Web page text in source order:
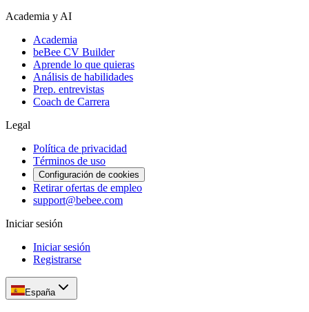
Academia y AI
Academia
beBee CV Builder
Aprende lo que quieras
Análisis de habilidades
Prep. entrevistas
Coach de Carrera
Legal
Política de privacidad
Términos de uso
Configuración de cookies
Retirar ofertas de empleo
support@bebee.com
Iniciar sesión
Iniciar sesión
Registrarse
España